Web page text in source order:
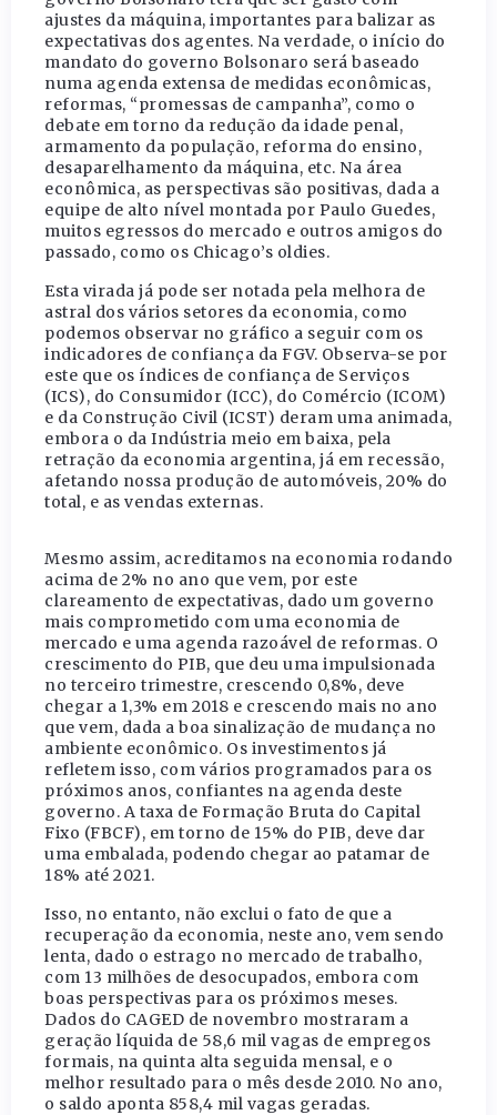
ajustes da máquina, importantes para balizar as
expectativas dos agentes. Na verdade, o início do
mandato do governo Bolsonaro será baseado
numa agenda extensa de medidas econômicas,
reformas, “promessas de campanha”, como o
debate em torno da redução da idade penal,
armamento da população, reforma do ensino,
desaparelhamento da máquina, etc. Na área
econômica, as perspectivas são positivas, dada a
equipe de alto nível montada por Paulo Guedes,
muitos egressos do mercado e outros amigos do
passado, como os Chicago’s oldies.
Esta virada já pode ser notada pela melhora de
astral dos vários setores da economia, como
podemos observar no gráfico a seguir com os
indicadores de confiança da FGV. Observa-se por
este que os índices de confiança de Serviços
(ICS), do Consumidor (ICC), do Comércio (ICOM)
e da Construção Civil (ICST) deram uma animada,
embora o da Indústria meio em baixa, pela
retração da economia argentina, já em recessão,
afetando nossa produção de automóveis, 20% do
total, e as vendas externas.
Mesmo assim, acreditamos na economia rodando
acima de 2% no ano que vem, por este
clareamento de expectativas, dado um governo
mais comprometido com uma economia de
mercado e uma agenda razoável de reformas. O
crescimento do PIB, que deu uma impulsionada
no terceiro trimestre, crescendo 0,8%, deve
chegar a 1,3% em 2018 e crescendo mais no ano
que vem, dada a boa sinalização de mudança no
ambiente econômico. Os investimentos já
refletem isso, com vários programados para os
próximos anos, confiantes na agenda deste
governo. A taxa de Formação Bruta do Capital
Fixo (FBCF), em torno de 15% do PIB, deve dar
uma embalada, podendo chegar ao patamar de
18% até 2021.
Isso, no entanto, não exclui o fato de que a
recuperação da economia, neste ano, vem sendo
lenta, dado o estrago no mercado de trabalho,
com 13 milhões de desocupados, embora com
boas perspectivas para os próximos meses.
Dados do CAGED de novembro mostraram a
geração líquida de 58,6 mil vagas de empregos
formais, na quinta alta seguida mensal, e o
melhor resultado para o mês desde 2010. No ano,
o saldo aponta 858,4 mil vagas geradas.